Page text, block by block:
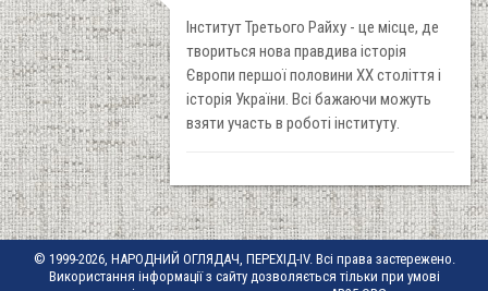
Інститут Третього Райху - це місце, де
твориться нова правдива історія
Європи першої половини ХХ століття і
історія України. Всі бажаючи можуть
взяти участь в роботі інституту.
© 1999-2026, НАРОДНИЙ ОГЛЯДАЧ, ПЕРЕХІД-IV. Всі права застережено.
Використання інформації з сайту дозволяється тільки при умові